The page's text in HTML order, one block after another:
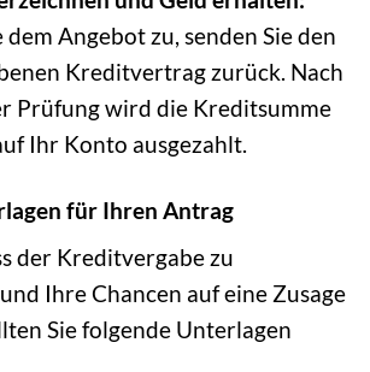
dem Angebot zu, senden Sie den
Kreditvertrag zurück. Nach
Prüfung wird die Kreditsumme
Ihr Konto ausgezahlt.
für Ihren Antrag
der Kreditvergabe zu
Ihre Chancen auf eine Zusage
Sie folgende Unterlagen